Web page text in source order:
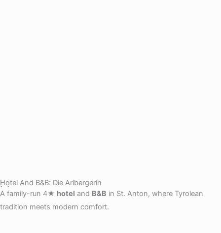
Hotel And B&B: Die Arlbergerin
A family-run 4★ hotel and B&B in St. Anton, where Tyrolean
tradition meets modern comfort.